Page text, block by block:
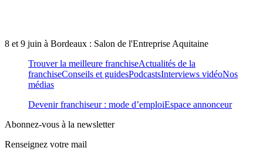
8 et 9 juin à Bordeaux : Salon de l'Entreprise Aquitaine
Trouver la meilleure franchiseActualités de la
franchiseConseils et guidesPodcastsInterviews vidéoNos
médias
Devenir franchiseur : mode d’emploiEspace annonceur
Abonnez-vous à la newsletter
Renseignez votre mail